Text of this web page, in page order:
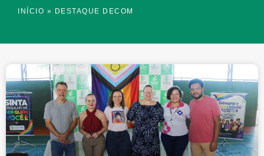
INÍCIO » DESTAQUE DECOM